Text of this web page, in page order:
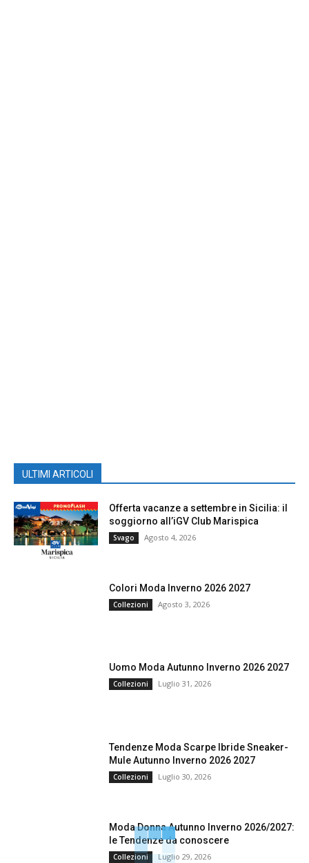
ULTIMI ARTICOLI
Offerta vacanze a settembre in Sicilia: il
soggiorno all’iGV Club Marispica
Svago Agosto 4, 2026
Colori Moda Inverno 2026 2027
Collezioni Agosto 3, 2026
Uomo Moda Autunno Inverno 2026 2027
Collezioni Luglio 31, 2026
Tendenze Moda Scarpe Ibride Sneaker-
Mule Autunno Inverno 2026 2027
Collezioni Luglio 30, 2026
Moda Donna Autunno Inverno 2026/2027:
le Tendenze da conoscere
Collezioni Luglio 29, 2026